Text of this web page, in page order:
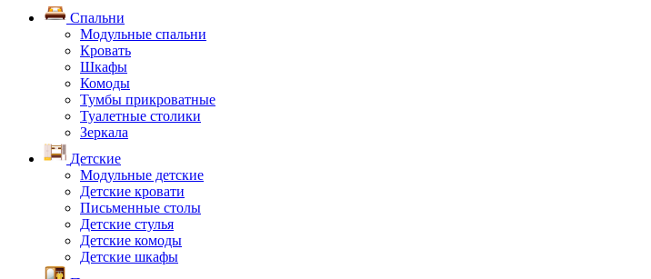
Спальни
Модульные спальни
Кровать
Шкафы
Комоды
Тумбы прикроватные
Туалетные столики
Зеркала
Детские
Модульные детские
Детские кровати
Письменные столы
Детские стулья
Детские комоды
Детские шкафы